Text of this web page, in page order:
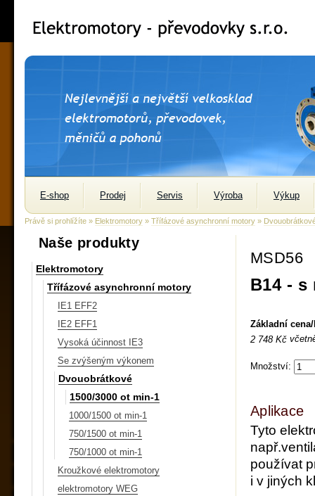
E-shop Prodej Servis Výroba Výkup
Právě si prohlížíte » Elektromotory » Třífázové asynchronní motory »
Naše produkty
Elektromotory
Třífázové asynchronní motory
IE1 EFF2
IE2 EFF1
Vysoká účinnost IE3
Se zvýšeným výkonem
Dvouobrátkové
1500/3000 ot min-1
1000/1500 ot min-1
750/1500 ot min-1
750/1000 ot min-1
Kroužkové elektromotory
elektromotory WEG
MSD56
B14 -
Základní
2 748 Kč
Množství:
Aplikace
Tyto
používat
i v jiných